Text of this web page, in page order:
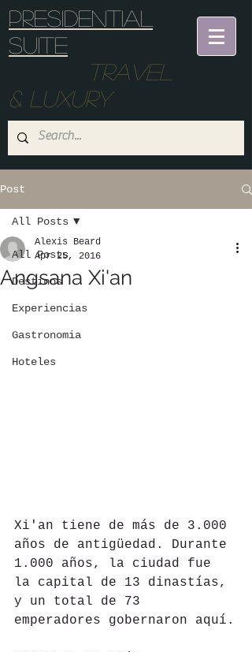
Presidential
suite
Travel
& Luxury
Post
All Posts
Destinos
Experiencias
Gastronomia
Hoteles
All Posts
Angsana Xi'an
Alexis Beard
Apr 25, 2016
Xi'an tiene de más de 3.000
años de antigüedad. Durante
1.000 años, la ciudad fue
la capital de 13 dinastías,
y un total de 73
emperadores gobernaron aquí.